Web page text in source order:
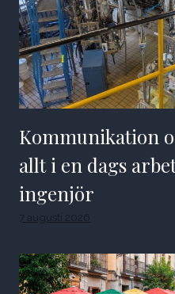
Kommunikation
allt i en dags
ingenjör
7 augusti 2026